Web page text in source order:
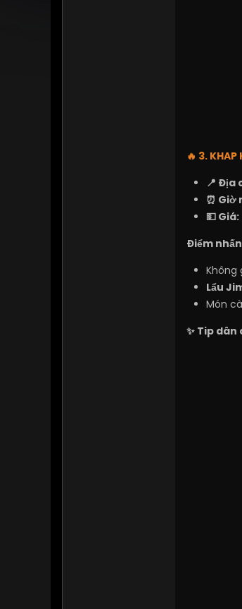
🔥 3.
📍 Địa
⏰ Giờ
💵 Giá:
Điểm
Không
Lẩu
Món
✨ Tip dân